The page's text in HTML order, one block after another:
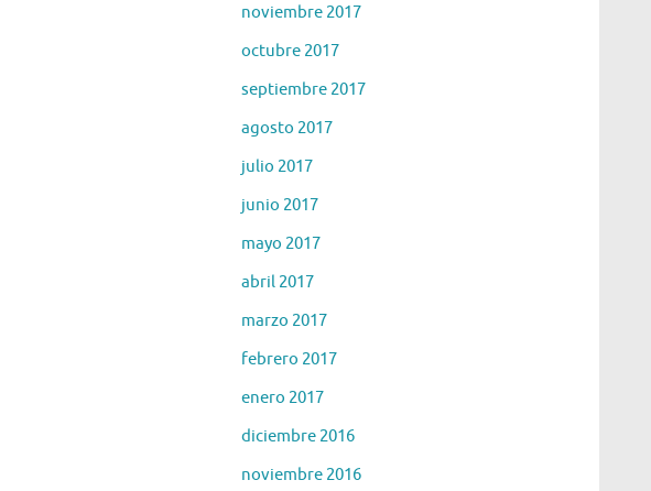
noviembre 2017
octubre 2017
septiembre 2017
agosto 2017
julio 2017
junio 2017
mayo 2017
abril 2017
marzo 2017
febrero 2017
enero 2017
diciembre 2016
noviembre 2016